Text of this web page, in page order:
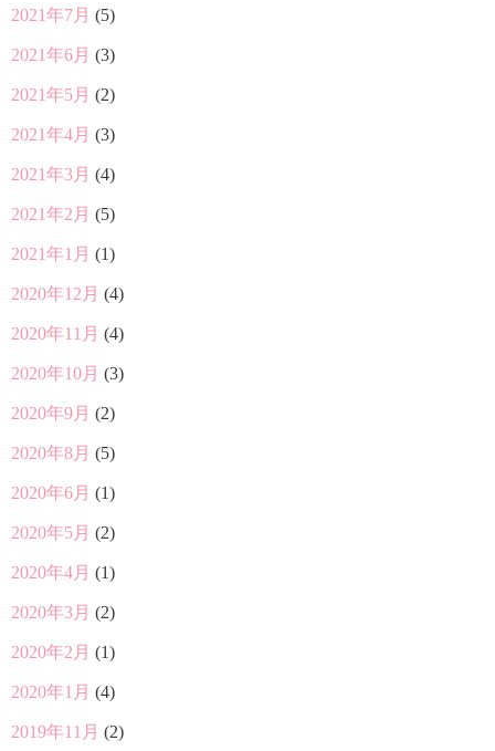
2021年7月 (5)
2021年6月 (3)
2021年5月 (2)
2021年4月 (3)
2021年3月 (4)
2021年2月 (5)
2021年1月 (1)
2020年12月 (4)
2020年11月 (4)
2020年10月 (3)
2020年9月 (2)
2020年8月 (5)
2020年6月 (1)
2020年5月 (2)
2020年4月 (1)
2020年3月 (2)
2020年2月 (1)
2020年1月 (4)
2019年11月 (2)